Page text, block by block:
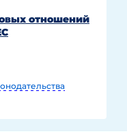
отношений